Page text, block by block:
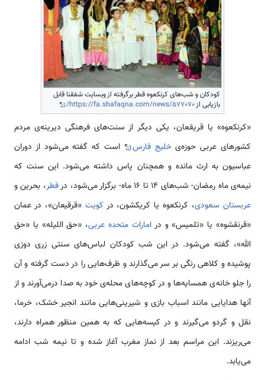
کودکان و شب‌های کرنکعوه قطر برگرفته از وبسایت شفقنا قابل
بازیابی ازhttps://fa.shafaqna.com/news/577070/
«کرنکعوه» یا قریقعان، یکی دیگر از سنت‌های فرهنگی دیرینه‌ی مردم
کشورهای عربی حوزه‌یخلیج فارس
است که گفته می‌شود از دوران
عباسیون به ارث مانده و همچنان پاس داشته می‌شود. این سنت که
نیمه‌ی ماه رمضان- شب‌های 14 تا 16 ماه- برگزار می‌شود، در
قطر، بحرین و
عربستان سعودی، کرنکعوه یا کریکشون، در کویت «قرقیعان»، در عمان
«قرنقشوه» یا «تلمیس» و درامارات متحده عربی، «حق اللیله» یا «حق
الله»، گفته می‌شود. در این شب کودکان لباس‌های سنتی زری دوزی
پوشیده و کلاهی رنگی بر سر می‌گذارند و ظرف‌هایی را در دست گرفته و آن
را جلو خانه‌ی همسایه‌ها و در کوچه‌های محله‌ی خود به صدا درمی‌آورند و از
آنها هدایایی مانند اسباب بازی و شیرینی‌هایی مانند انجیر خشک، خرما،
نقل و گردو می‌گیرند و در کیسه‌هایی که به همین منظور همراه دارند،
می‌ریزند. این مراسم بعد از نماز مغرب آغاز شده و تا نیمه شب ادامه
می‌یابد.